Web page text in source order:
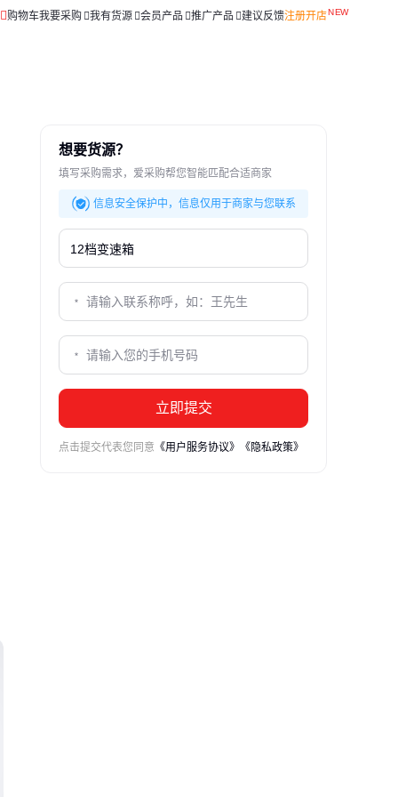
购物车我要采购 我有货源 会员产品 推广产品 建议反馈注册开店
想要货源？
填写采购需求，爱采购帮您智能匹配合适商家
信息安全保护中，信息仅用于商家与您联系
立即提交
点击提交代表您同意 《用户服务协议》 《隐私政策》